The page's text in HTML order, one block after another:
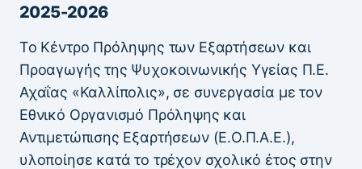
2025-2026
Το Κέντρο Πρόληψης των Εξαρτήσεων και
Προαγωγής της Ψυχοκοινωνικής Υγείας Π.Ε.
Αχαΐας «Καλλίπολις», σε συνεργασία με τον
Εθνικό Οργανισμό Πρόληψης και
Αντιμετώπισης Εξαρτήσεων (Ε.Ο.Π.Α.Ε.),
υλοποίησε κατά το τρέχον σχολικό έτος στην